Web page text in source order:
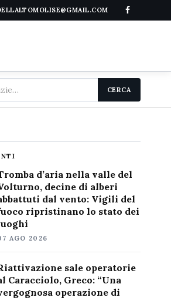
CERCA
d’aria nella valle del
decine di alberi
dal vento: Vigili del
ripristinano lo stato dei
AGO 2026
sale operatorie
Caracciolo, Greco: “Una
operazione di